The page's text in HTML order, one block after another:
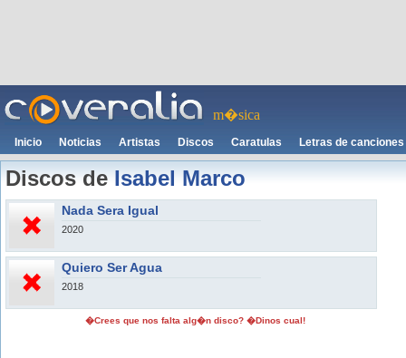
m�sica
Inicio Noticias Artistas Discos Caratulas Letras de canciones
Discos deIsabel Marco
Nada Sera Igual
2020
Quiero Ser Agua
2018
�Crees que nos falta alg�n disco? �Dinos cual!